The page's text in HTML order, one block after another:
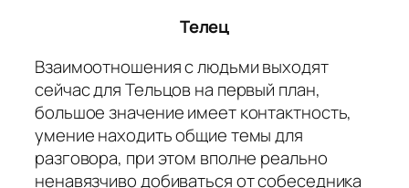
Телец
Взаимоотношения с людьми выходят
сейчас для Тельцов на первый план,
большое значение имеет контактность,
умение находить общие темы для
разговора, при этом вполне реально
ненавязчиво добиваться от собеседника